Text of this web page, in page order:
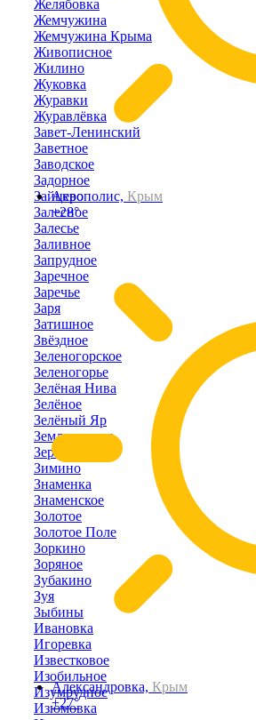
Акрополис, Крым
+28°
Александровка, Крым
+27°
Желябовка
Жемчужина
Жемчужина Крыма
Живописное
Жилино
Жуковка
Журавки
Журавлёвка
Завет-Ленинский
Заветное
Заводское
Задорное
Зайцево
Залесное
Залесье
Заливное
Запрудное
Заречное
Заречье
Заря
Затишное
Звёздное
Зеленогорское
Зеленогорье
Зелёная Нива
Зелёное
Зелёный Яр
Земляничное
Зерновое
Зимино
Знаменка
Знаменское
Золотое
Золотое Поле
Зоркино
Зоряное
Зубакино
Зуя
Зыбины
Ивановка
Игоревка
Известковое
Изобильное
Изумрудное
Изюмовка